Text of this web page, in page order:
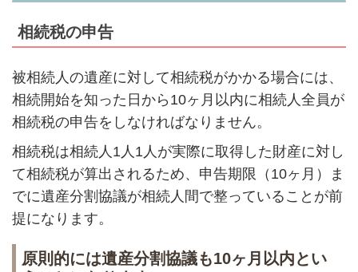
相続税の申告
被相続人の遺産に対して相続税がかかる場合には、
相続開始を知った日から10ヶ月以内に相続人全員が
相続税の申告をしなければなりません。
相続税は相続人1人1人が実際に取得した財産に対し
て相続税が算出されるため、申告期限（10ヶ月）ま
でに遺産分割協議が相続人間で整っていることが前
提になります。
原則的には遺産分割協議も10ヶ月以内とい